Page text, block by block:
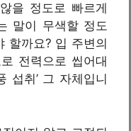
을 정도로 빠르게
말이 무색할 정도
할까요? 입 주변의
전력으로 씹어대
섭취’ 그 자체입니